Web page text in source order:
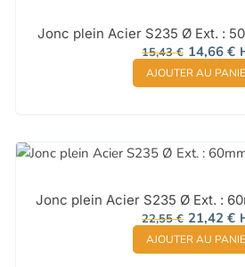
Jonc plein Acier S235 Ø Ext. :
15,43€ Le
prix
initial
était :
14,66 €
AJOUTER AU
Jonc plein Acier S235 Ø Ext. :
22,55€ Le
prix
initial
était :
21,42 €
AJOUTER AU